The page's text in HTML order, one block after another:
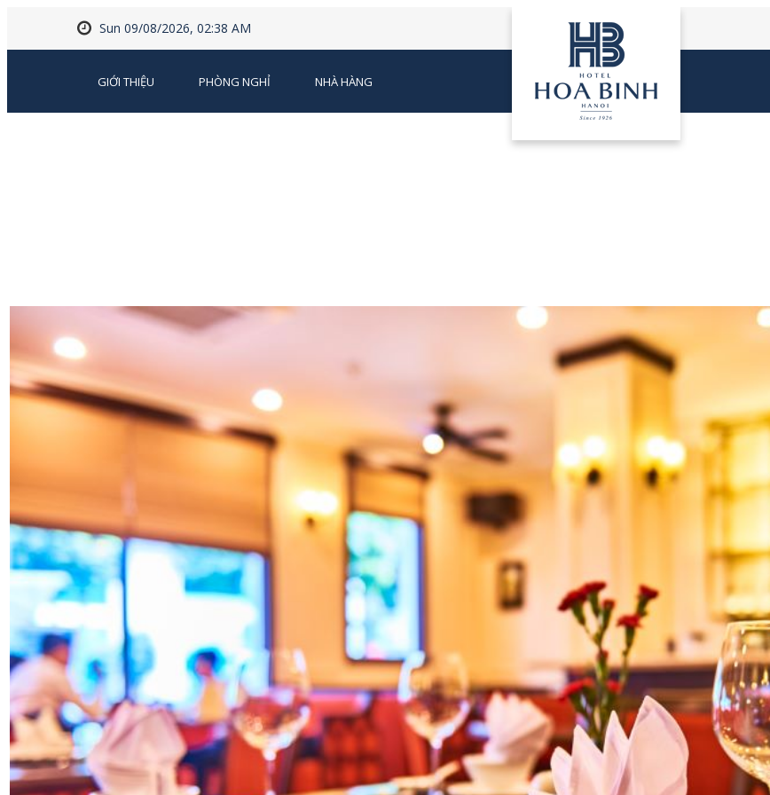
Sun 09/08/2026, 02:38 AM
GIỚI THIỆU PHÒNG NGHỈ NHÀ HÀNG